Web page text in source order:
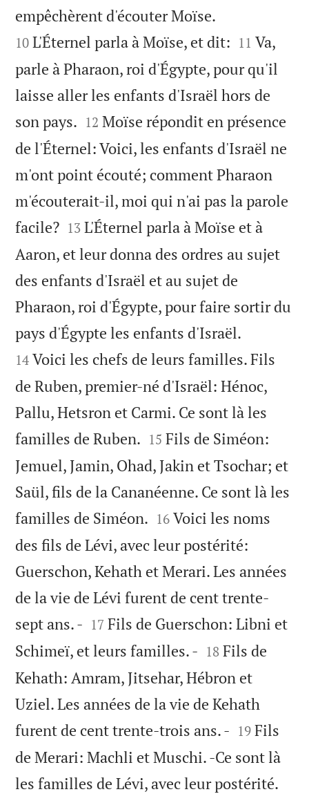
empêchèrent d'écouter Moïse.
10 L'Éternel parla à Moïse, et dit: 

11 Va,
parle à Pharaon, roi d'Égypte, pour qu'il
laisse aller les enfants d'Israël hors de
son pays. 

12 Moïse répondit en présence
de l'Éternel: Voici, les enfants d'Israël ne
m'ont point écouté; comment Pharaon
m'écouterait-il, moi qui n'ai pas la parole
facile?
13 L'Éternel parla à Moïse et à
Aaron, et leur donna des ordres au sujet
des enfants d'Israël et au sujet de
Pharaon, roi d'Égypte, pour faire sortir du
pays d'Égypte les enfants d'Israël.
14 Voici les chefs de leurs familles. Fils
de Ruben, premier-né d'Israël: Hénoc,
Pallu, Hetsron et Carmi. Ce sont là les
familles de Ruben. 

15 Fils de Siméon:
Jemuel, Jamin, Ohad, Jakin et Tsochar; et
Saül, fils de la Cananéenne. Ce sont là les
familles de Siméon. 

16 Voici les noms
des fils de Lévi, avec leur postérité:
Guerschon, Kehath et Merari. Les années
de la vie de Lévi furent de cent trente-
sept ans. - 

17 Fils de Guerschon: Libni et
Schimeï, et leurs familles. - 

18 Fils de
Kehath: Amram, Jitsehar, Hébron et
Uziel. Les années de la vie de Kehath
furent de cent trente-trois ans. - 

19 Fils
de Merari: Machli et Muschi. -Ce sont là
les familles de Lévi, avec leur postérité.